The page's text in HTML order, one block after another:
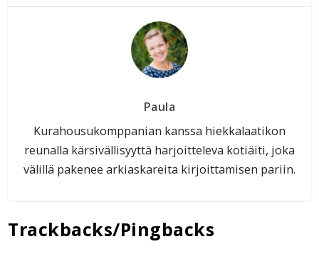
Paula
Kurahousukomppanian kanssa hiekkalaatikon
reunalla kärsivällisyyttä harjoitteleva kotiäiti, joka
välillä pakenee arkiaskareita kirjoittamisen pariin.
Trackbacks/Pingbacks